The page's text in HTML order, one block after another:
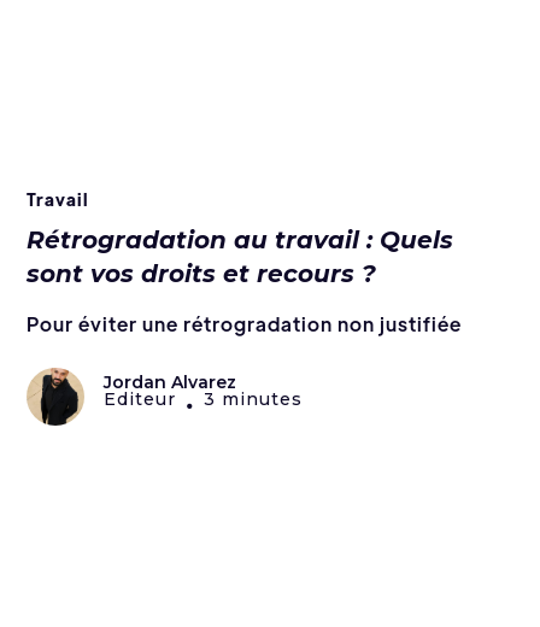
Travail
Rétrogradation au travail : Quels
sont vos droits et recours ?
Pour éviter une rétrogradation non justifiée
Jordan Alvarez
Editeur • 3 minutes